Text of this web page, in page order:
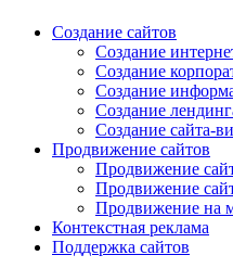
Создание сайтов
Создание
Создание
Создание
Создание
Создание сайта-
Продвижение сайтов
Продвижение
Продвижение
Продвижение на
Контекстная реклама
Поддержка сайтов